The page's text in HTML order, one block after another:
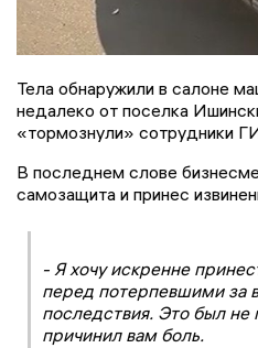
Тела обнаружили в салоне
недалеко от поселка
«тормознули» сотрудники
В последнем слове
самозащита и принес
- Я хочу искренне
перед потерпевшими за
последствия. Это был
причинил вам боль.